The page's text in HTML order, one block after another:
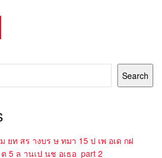
Search
ยท สร างบร ษ ทมา 15 ป เพ อเด กฝ
5 ล านเป นช อเธอ_part 2